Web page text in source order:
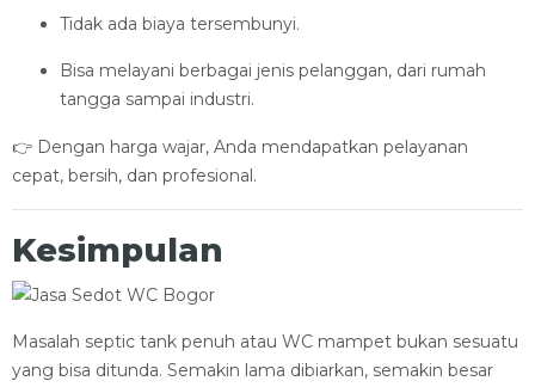
Tidak ada biaya tersembunyi.
Bisa melayani berbagai jenis pelanggan, dari rumah
tangga sampai industri.
👉 Dengan harga wajar, Anda mendapatkan pelayanan
cepat, bersih, dan profesional.
Kesimpulan
Masalah septic tank penuh atau WC mampet bukan sesuatu
yang bisa ditunda. Semakin lama dibiarkan, semakin besar